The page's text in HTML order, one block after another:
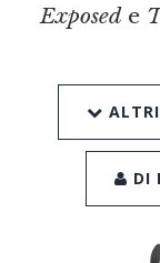
Exposede
DI